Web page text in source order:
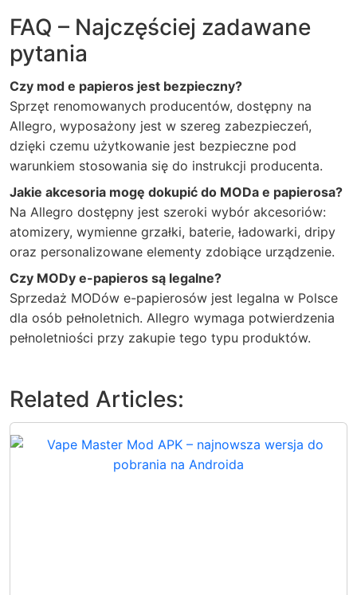
FAQ – Najczęściej zadawane
pytania
Czy mod e papieros jest bezpieczny?
Sprzęt renomowanych producentów, dostępny na
Allegro, wyposażony jest w szereg zabezpieczeń,
dzięki czemu użytkowanie jest bezpieczne pod
warunkiem stosowania się do instrukcji producenta.
Jakie akcesoria mogę dokupić do MODa e papierosa?
Na Allegro dostępny jest szeroki wybór akcesoriów:
atomizery, wymienne grzałki, baterie, ładowarki, dripy
oraz personalizowane elementy zdobiące urządzenie.
Czy MODy e-papieros są legalne?
Sprzedaż MODów e-papierosów jest legalna w Polsce
dla osób pełnoletnich. Allegro wymaga potwierdzenia
pełnoletniości przy zakupie tego typu produktów.
Related Articles: